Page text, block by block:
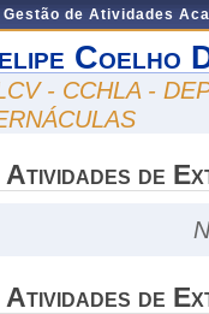
de Atividades
Coelho
- CCHLA -
Atividades de
Atividades de